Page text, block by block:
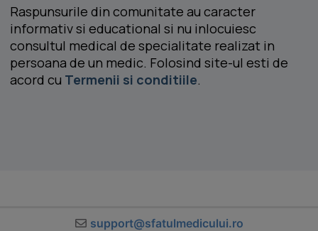
Raspunsurile din comunitate au caracter
informativ si educational si nu inlocuiesc
consultul medical de specialitate realizat in
persoana de un medic. Folosind site-ul esti de
acord cu Termenii si conditiile.
support@sfatulmedicului.ro